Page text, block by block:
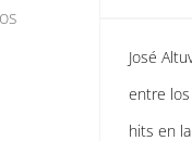
José
entre los
hits en